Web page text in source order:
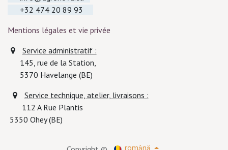
+32 474 20 89 93
Mentions légales et vie privée
Service administratif :
145, rue de la Station,
5370 Havelange (BE)
Service technique, atelier, livraisons :
112 A Rue Plantis
5350 Ohey (BE)